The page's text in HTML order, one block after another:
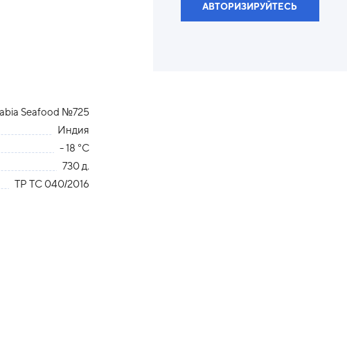
Seafood №725
Индия
- 18 °С
730 д.
ТР ТС 040/2016
АВТОРИЗИРУЙТЕСЬ